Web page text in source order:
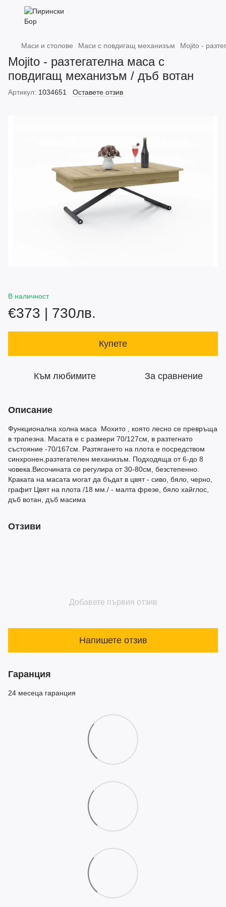
Маси и столове Маси с повдигащ механизъм Mojito -
Mojito - разтегателна маса с
повдигащ механизъм / дъб вотан
Артикул: 1034651 Оставете отзив
В наличност
€373 | 730лв.
Купете
Към любимите За сравнение
Описание
Функционална холна маса Мохито , която лесно се превръща
в трапезна. Масата е с размери 70/127см, в разтегнато
състояние -70/167см. Разтягането на плота е посредством
синхронен,разтегателен механизъм. Подходяща от 6-до 8
човека.Височината се регулира от 30-80см, безстепенно.
Краката на масата могат да бъдат в цвят - сиво, бяло, черно,
графит Цвят на плота /18 мм./ - малта фрезе, бяло хайглос,
дъб вотан, дъб масима
Отзиви
Добавете първия отзив
Напишете отзив
Гаранция
24 месеца гаранция